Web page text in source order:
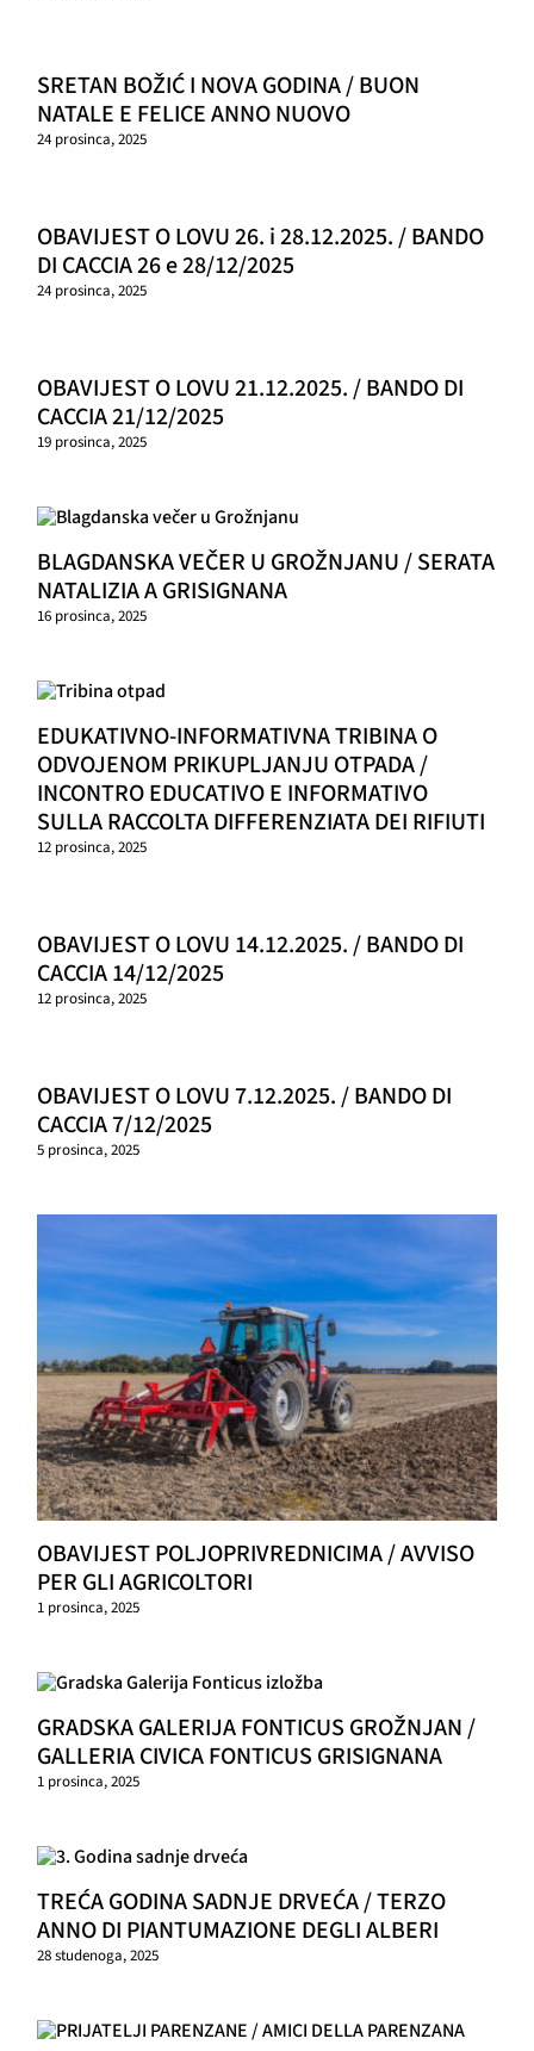
SRETAN BOŽIĆ I NOVA GODINA / BUON
NATALE E FELICE ANNO NUOVO
24 prosinca, 2025
OBAVIJEST O LOVU 26. i 28.12.2025. / BANDO
DI CACCIA 26 e 28/12/2025
24 prosinca, 2025
OBAVIJEST O LOVU 21.12.2025. / BANDO DI
CACCIA 21/12/2025
19 prosinca, 2025
BLAGDANSKA VEČER U GROŽNJANU / SERATA
NATALIZIA A GRISIGNANA
16 prosinca, 2025
EDUKATIVNO-INFORMATIVNA TRIBINA O
ODVOJENOM PRIKUPLJANJU OTPADA /
INCONTRO EDUCATIVO E INFORMATIVO
SULLA RACCOLTA DIFFERENZIATA DEI RIFIUTI
12 prosinca, 2025
OBAVIJEST O LOVU 14.12.2025. / BANDO DI
CACCIA 14/12/2025
12 prosinca, 2025
OBAVIJEST O LOVU 7.12.2025. / BANDO DI
CACCIA 7/12/2025
5 prosinca, 2025
OBAVIJEST POLJOPRIVREDNICIMA / AVVISO
PER GLI AGRICOLTORI
1 prosinca, 2025
GRADSKA GALERIJA FONTICUS GROŽNJAN /
GALLERIA CIVICA FONTICUS GRISIGNANA
1 prosinca, 2025
TREĆA GODINA SADNJE DRVEĆA / TERZO
ANNO DI PIANTUMAZIONE DEGLI ALBERI
28 studenoga, 2025